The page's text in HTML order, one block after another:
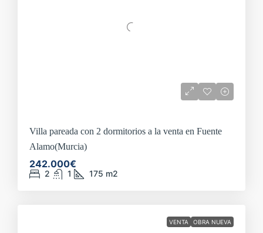
Villa pareada con 2 dormitorios a la venta en Fuente
Alamo(Murcia)
242.000€
2 1 175 m2
VENTA OBRA NUEVA